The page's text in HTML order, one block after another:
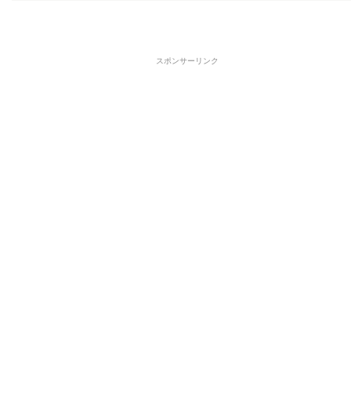
スポンサーリンク